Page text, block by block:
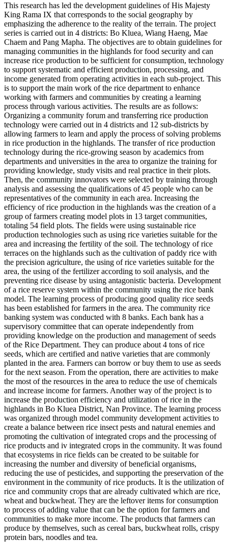
This research has led the development guidelines of His Majesty
King Rama IX that corresponds to the social geography by
emphasizing the adherence to the reality of the terrain. The project
series is carried out in 4 districts: Bo Kluea, Wiang Haeng, Mae
Chaem and Pang Mapha. The objectives are to obtain guidelines for
managing communities in the highlands for food security and can
increase rice production to be sufficient for consumption, technology
to support systematic and efficient production, processing, and
income generated from operating activities in each sub-project. This
is to support the main work of the rice department to enhance
working with farmers and communities by creating a learning
process through various activities. The results are as follows:
Organizing a community forum and transferring rice production
technology were carried out in 4 districts and 12 sub-districts by
allowing farmers to learn and apply the process of solving problems
in rice production in the highlands. The transfer of rice production
technology during the rice-growing season by academics from
departments and universities in the area to organize the training for
providing knowledge, study visits and real practice in their plots.
Then, the community innovators were selected by training through
analysis and assessing the qualifications of 45 people who can be
representatives of the community in each area. Increasing the
efficiency of rice production in the highlands was the creation of a
group of farmers creating model plots in 13 target communities,
totaling 54 field plots. The fields were using sustainable rice
production technologies such as using rice varieties suitable for the
area and increasing the fertility of the soil. The technology of rice
terraces on the highlands such as the cultivation of paddy rice with
the precision agriculture, the using of rice varieties suitable for the
area, the using of the fertilizer according to soil analysis, and the
preventing rice disease by using antagonistic bacteria. Development
of a rice reserve system within the community using the rice bank
model. The learning process of producing good quality rice seeds
has been established for farmers in the area. The community rice
banking system was conducted with 8 banks. Each bank has a
supervisory committee that can operate independently from
providing knowledge on the production and management of seeds
of the Rice Department. They can produce about 4 tons of rice
seeds, which are certified and native varieties that are commonly
planted in the area. Farmers can borrow or buy them to use as seeds
for the next season. From the operation, there are activities to make
the most of the resources in the area to reduce the use of chemicals
and increase income for farmers. Another way of the project is to
increase the production efficiency and utilization of rice in the
highlands in Bo Kluea District, Nan Province. The learning process
was organized through model community development activities to
create a balance between rice insect pests and natural enemies and
promoting the cultivation of integrated crops and the processing of
rice products and iv integrated crops in the community. It was found
that ecosystems in rice fields can be created to be suitable for
increasing the number and diversity of beneficial organisms,
reducing the use of pesticides, and supporting the preservation of the
environment in the community of rice products. It is the utilization of
rice and community crops that are already cultivated which are rice,
wheat and buckwheat. They are the leftover items for consumption
to process of adding value that can be the option for farmers and
communities to make more income. The products that farmers can
produce by themselves, such as cereal bars, buckwheat rolls, crispy
protein bars, noodles and tea.